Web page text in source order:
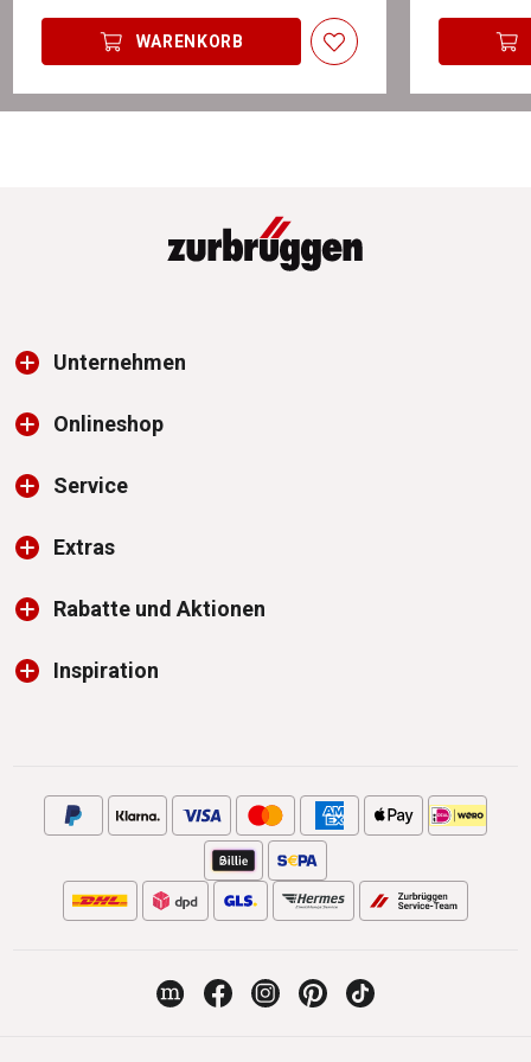
WARENKORB
Unternehmen
Onlineshop
Service
Extras
Rabatte und Aktionen
Inspiration